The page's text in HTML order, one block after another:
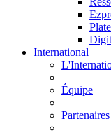
International
Équipe
Partenaires